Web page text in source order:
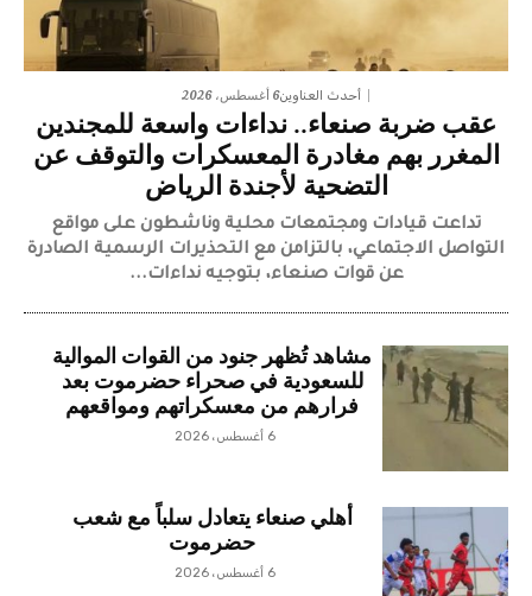
أحدث العناوين6 أغسطس، 2026
عقب ضربة صنعاء.. نداءات واسعة للمجندين
المغرر بهم مغادرة المعسكرات والتوقف عن
التضحية لأجندة الرياض
تداعت قيادات ومجتمعات محلية وناشطون على مواقع
التواصل الاجتماعي، بالتزامن مع التحذيرات الرسمية الصادرة
عن قوات صنعاء، بتوجيه نداءات...
مشاهد تُظهر جنود من القوات الموالية
للسعودية في صحراء حضرموت بعد
فرارهم من معسكراتهم ومواقعهم
6 أغسطس، 2026
أهلي صنعاء يتعادل سلباً مع شعب
حضرموت
6 أغسطس، 2026